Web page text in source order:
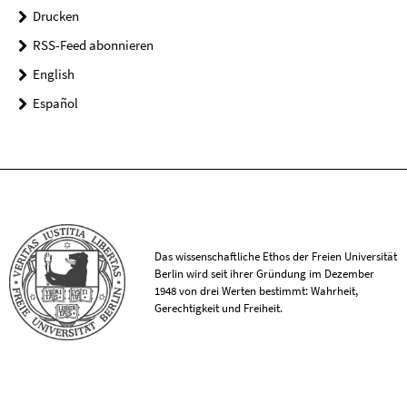
Drucken
RSS-Feed abonnieren
English
Español
Das wissenschaftliche Ethos der Freien Universität
Berlin wird seit ihrer Gründung im Dezember
1948 von drei Werten bestimmt: Wahrheit,
Gerechtigkeit und Freiheit.